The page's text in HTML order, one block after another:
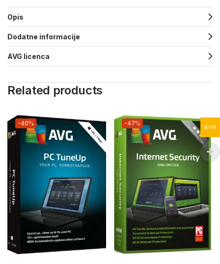
Opis
Dodatne informacije
AVG licenca
Related products
-40% -47% BAM